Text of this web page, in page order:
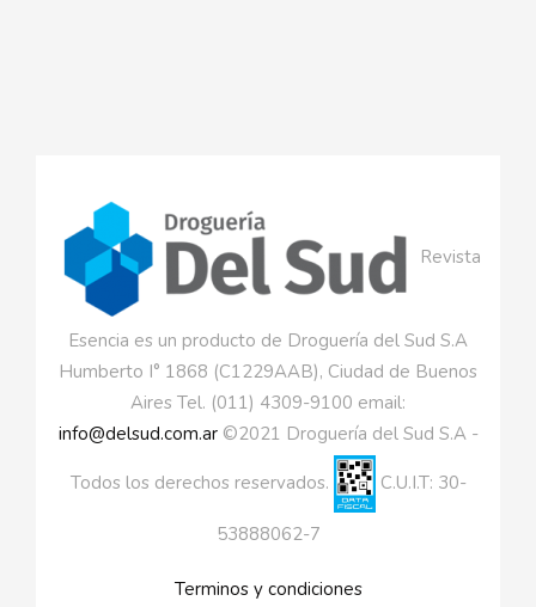
Revista
Esencia es un producto de Droguería del Sud S.A
Humberto I° 1868 (C1229AAB), Ciudad de Buenos
Aires Tel. (011) 4309-9100 email:
info@delsud.com.ar©2021 Droguería del Sud S.A -
Todos los derechos reservados. C.U.I.T: 30-
53888062-7
Terminos y condiciones